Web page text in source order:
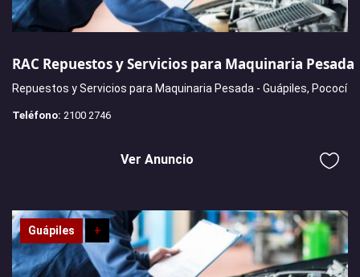
RAC Repuestos y Servicios para Maquinaria Pesada
Repuestos y Servicios para Maquinaria Pesada - Guápiles, Pococí
Teléfono: 2100 2746
Ver Anuncio
Guápiles +